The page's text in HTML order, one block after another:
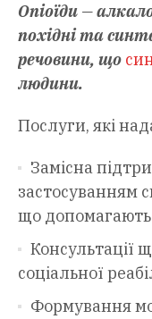
Опіоїди —
похідні та
речовини, що
людини.
Послуги, які
Замісна
застосуванням
що
Консультації
соціальної
Формування